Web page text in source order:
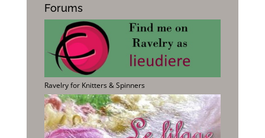
Forums
Ravelry for Knitters & Spinners